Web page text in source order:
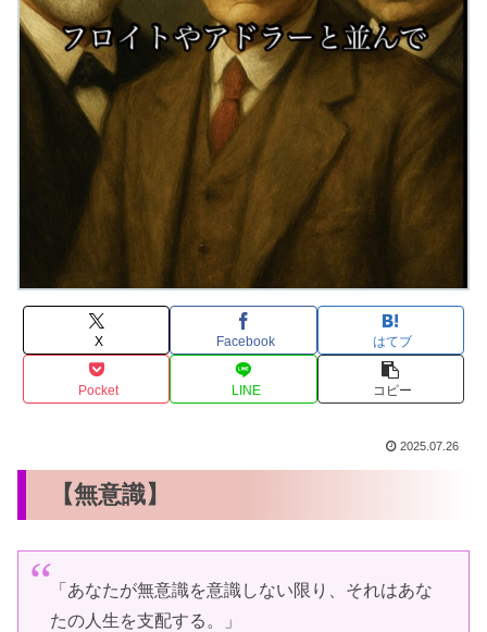
X Facebook はてブ
Pocket LINE コピー
2025.07.26
【無意識】
「あなたが無意識を意識しない限り、それはあな
たの人生を支配する。」